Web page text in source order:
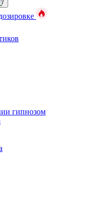
гипнозом